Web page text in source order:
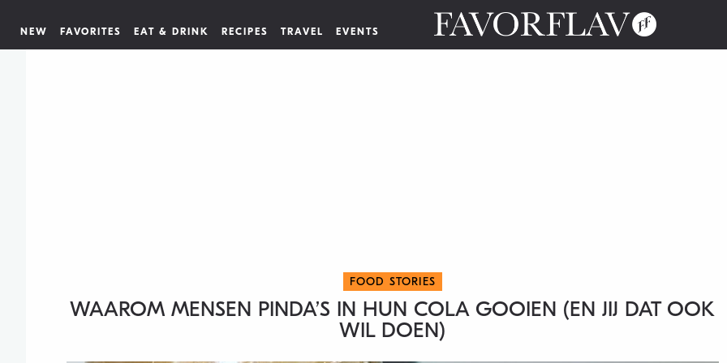
NEW FAVORITES EAT & DRINK RECIPES TRAVEL EVENTS
FOOD STORIES
WAAROM MENSEN PINDA’S IN HUN COLA GOOIEN (EN JIJ DAT OOK
WIL DOEN)